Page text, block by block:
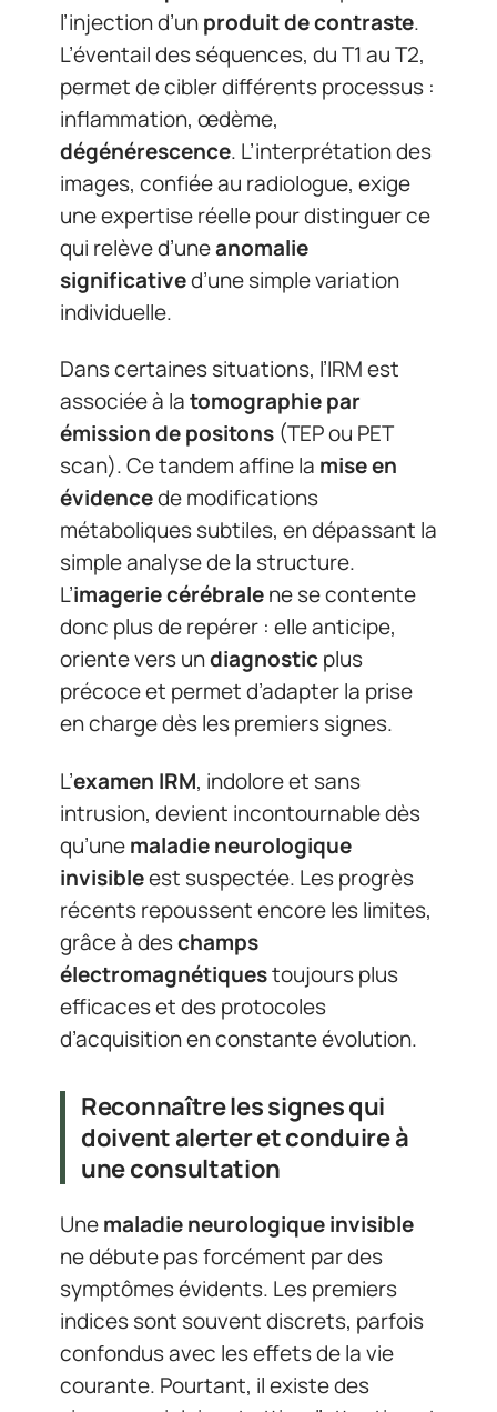
l’injection d’unproduit de contraste.
L’éventail des séquences, du T1 au T2,
permet de cibler différents processus :
inflammation, œdème,
dégénérescence. L’interprétation des
images, confiée au radiologue, exige
une expertise réelle pour distinguer ce
qui relève d’uneanomalie
significatived’une simple variation
individuelle.
Dans certaines situations, l’IRM est
associée à latomographie par
émission de positons (TEP ou PET
scan). Ce tandem affine la mise en
évidencede modifications
métaboliques subtiles, en dépassant la
simple analyse de la structure.
L’imagerie cérébralene se contente
donc plus de repérer : elle anticipe,
oriente vers undiagnosticplus
précoce et permet d’adapter la prise
en charge dès les premiers signes.
L’examen IRM, indolore et sans
intrusion, devient incontournable dès
qu’unemaladie neurologique
invisibleest suspectée. Les progrès
récents repoussent encore les limites,
grâce à deschamps
électromagnétiquestoujours plus
efficaces et des protocoles
d’acquisition en constante évolution.
Reconnaître les signes qui
doivent alerter et conduire à
une consultation
Unemaladie neurologique invisible
ne débute pas forcément par des
symptômes évidents. Les premiers
indices sont souvent discrets, parfois
confondus avec les effets de la vie
courante. Pourtant, il existe des